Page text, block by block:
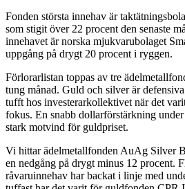
Fonden största innehav är
som stigit över 22 procent den senaste
innehavet är norska mjukvarubolaget
uppgång på drygt 20 procent i ryggen.
Förlorarlistan toppas av tre
tung månad. Guld och silver är
tufft hos investerarkollektivet när det
fokus. En snabb dollarförstärkning
stark motvind för guldpriset.
Vi hittar ädelmetallfonden AuAg Silver
en nedgång på drygt minus 12 procent.
råvaruinnehav har backat i linje med